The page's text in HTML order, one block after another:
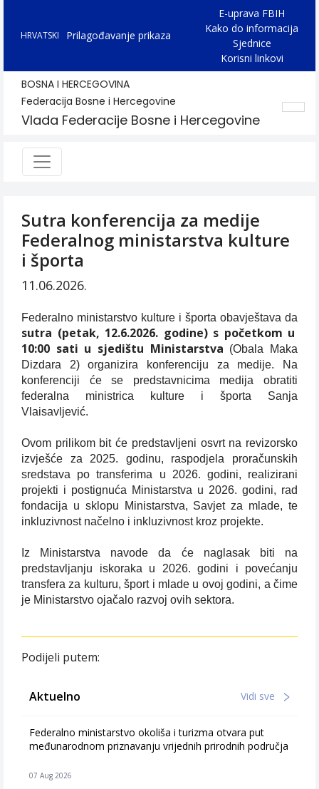
HRVATSKI Prilagođavanje prikaza
E-uprava FBIH
Kako do informacija
Sjednice
Korisni linkovi
BOSNA I HERCEGOVINA
Federacija Bosne i Hercegovine
Vlada Federacije Bosne i Hercegovine
Sutra konferencija za medije
Federalnog ministarstva kulture
i športa
11.06.2026.
Federalno ministarstvo kulture i športa obavještava da
sutra (petak, 12.6.2026. godine) s početkom u
10:00 sati u sjedištu Ministarstva (Obala Maka
Dizdara 2) organizira konferenciju za medije. Na
konferenciji će se predstavnicima medija obratiti
federalna ministrica kulture i športa Sanja
Vlaisavljević.
Ovom prilikom bit će predstavljeni osvrt na revizorsko
izvješće za 2025. godinu, raspodjela proračunskih
sredstava po transferima u 2026. godini, realizirani
projekti i postignuća Ministarstva u 2026. godini, rad
fondacija u sklopu Ministarstva, Savjet za mlade, te
inkluzivnost načelno i inkluzivnost kroz projekte.
Iz Ministarstva navode da će naglasak biti na
predstavljanju iskoraka u 2026. godini i povećanju
transfera za kulturu, šport i mlade u ovoj godini, a čime
je Ministarstvo ojačalo razvoj ovih sektora.
Podijeli putem:
Aktuelno Vidi sve
Federalno ministarstvo okoliša i turizma otvara put
međunarodnom priznavanju vrijednih prirodnih područja
07 Aug 2026